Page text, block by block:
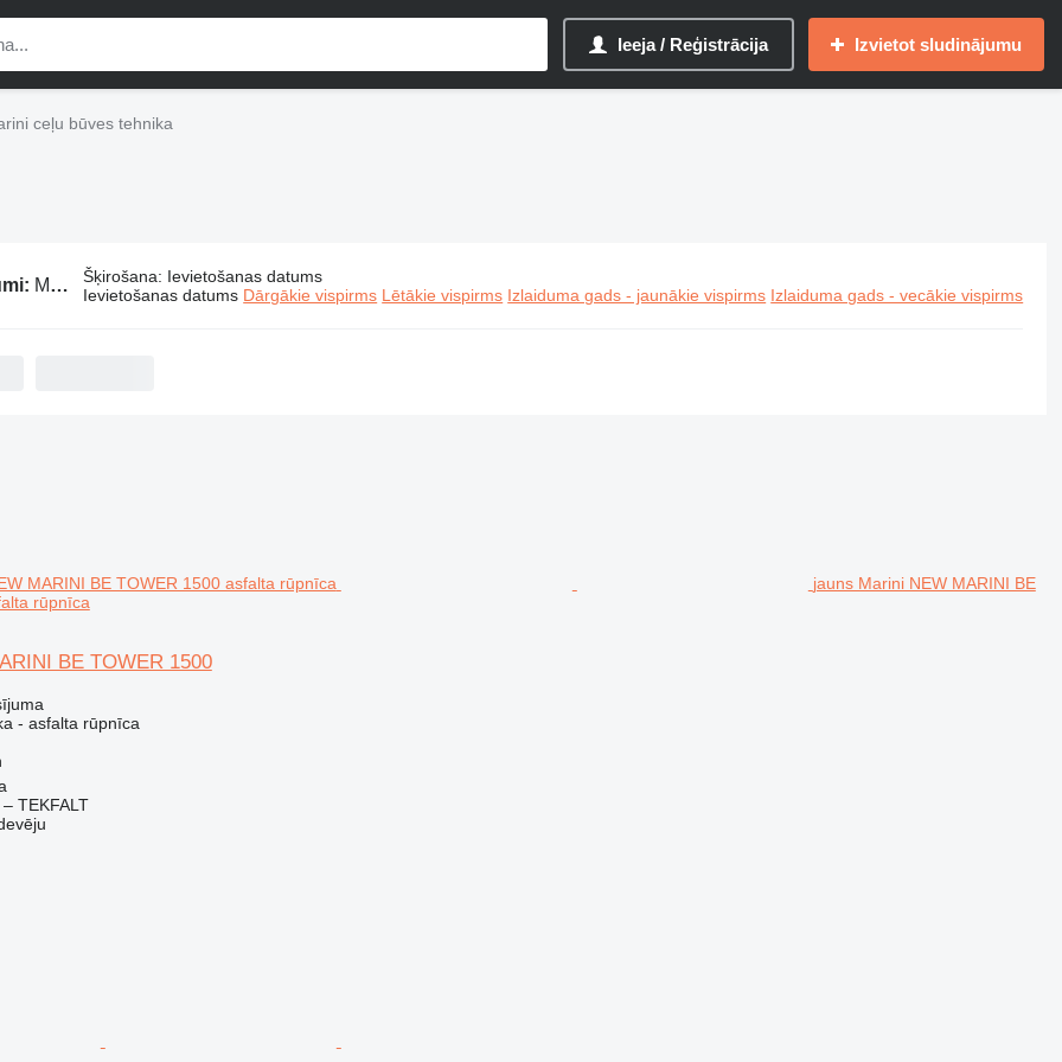
Ieeja / Reģistrācija Izvietot sludinājumu
ceļu būves tehnika
Marini ceļu būves tehnika Šķirošana: Ievietošanas datums
Ievietošanas datums Dārgākie vispirms Lētākie vispirms Izlaiduma gads - jaunākie vispirms Izlaiduma gads - vecākie vispirms
jauns Marini NEW MARINI BE
rūpnīca
BE TOWER 1500
- asfalta rūpnīca
TEKFALT